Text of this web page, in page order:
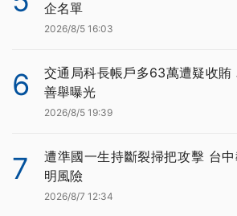
企名單
2026/8/5 16:03
6
交通局科長帳戶多63萬遭疑收賄
善舉曝光
2026/8/5 19:39
7
遭準國一生持斷裂掃把攻擊 台
明風險
2026/8/7 12:34